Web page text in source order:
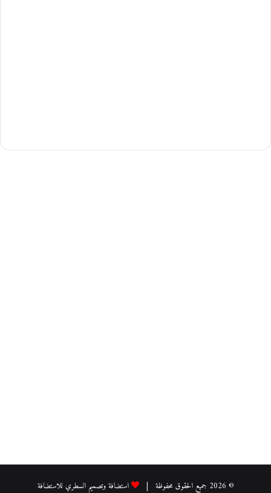
© 2026 جميع الحقوق محفوظة | استضافة وتصميم السطري للاستضافة